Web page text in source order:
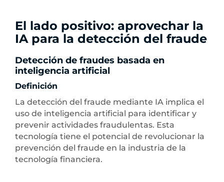
El lado positivo: aprovechar la
IA para la detección del fraude
Detección de fraudes basada en
inteligencia artificial
Definición
La detección del fraude mediante IA implica el
uso de inteligencia artificial para identificar y
prevenir actividades fraudulentas. Esta
tecnología tiene el potencial de revolucionar la
prevención del fraude en la industria de la
tecnología financiera.